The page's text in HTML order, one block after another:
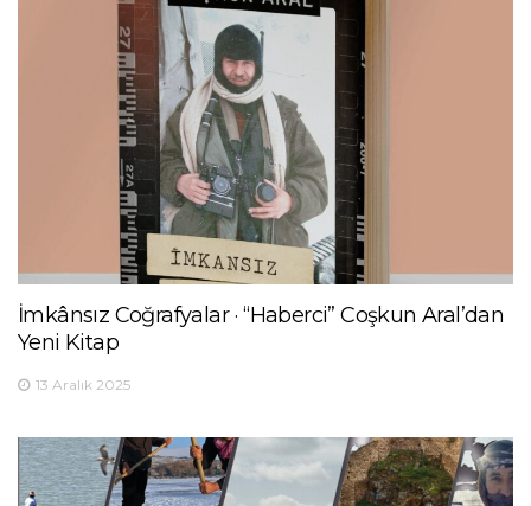
İmkânsız Coğrafyalar · “Haberci” Coşkun Aral’dan
Yeni Kitap
13 Aralık 2025